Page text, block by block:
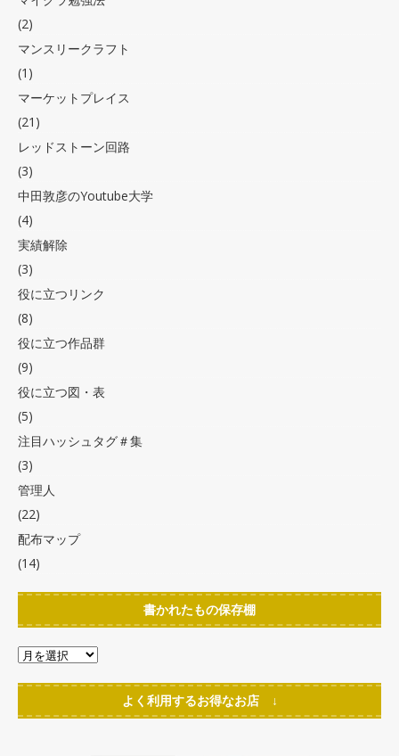
(2)
マンスリークラフト
(1)
マーケットプレイス
(21)
レッドストーン回路
(3)
中田敦彦のYoutube大学
(4)
実績解除
(3)
役に立つリンク
(8)
役に立つ作品群
(9)
役に立つ図・表
(5)
注目ハッシュタグ＃集
(3)
管理人
(22)
配布マップ
(14)
書かれたもの保存棚
よく利用するお得なお店 ↓